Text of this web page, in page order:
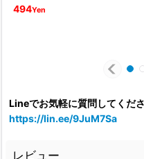
494Yen
Lineでお気軽に質問してくだ
https://lin.ee/9JuM7Sa
レビュー